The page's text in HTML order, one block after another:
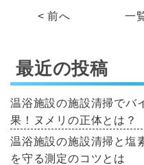
< 前へ 一
最近の投稿
温浴施設の施設清掃でバ
果！ヌメリの正体とは？
温浴施設の施設清掃と塩
を守る測定のコツとは